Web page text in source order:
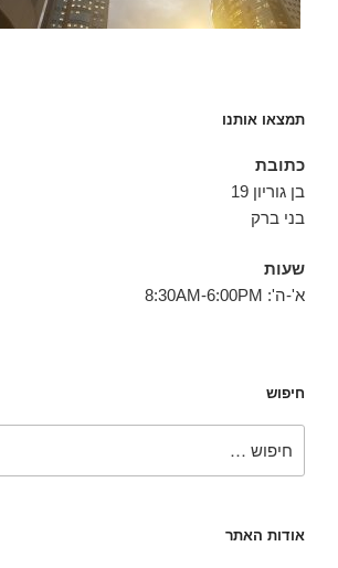
תמצאו אותנו
כתובת
בן גוריון 19
בני ברק
שעות
א'-ה': 8:30AM-6:00PM
חיפוש
אודות האתר